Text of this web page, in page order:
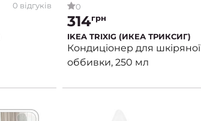
0 відгуків 0
314грн
IKEA TRIXIG (ИКЕА ТРИКСИГ)
Кондиціонер для шкіряної
оббивки, 250 мл